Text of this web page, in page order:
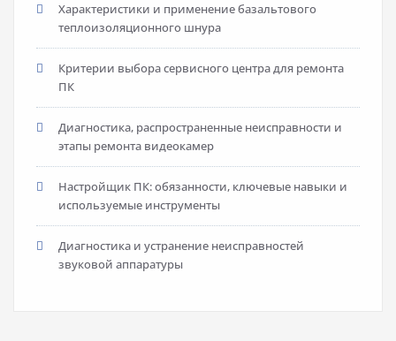
Характеристики и применение базальтового
теплоизоляционного шнура
Критерии выбора сервисного центра для ремонта
ПК
Диагностика, распространенные неисправности и
этапы ремонта видеокамер
Настройщик ПК: обязанности, ключевые навыки и
используемые инструменты
Диагностика и устранение неисправностей
звуковой аппаратуры